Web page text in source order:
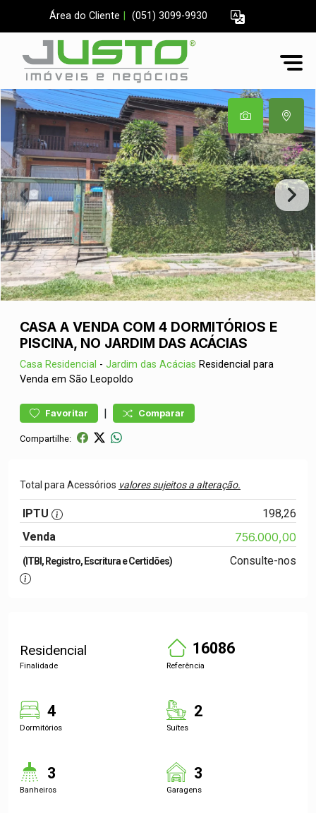
Área do Cliente (051) 3099-9930
CASA A VENDA COM 4 DORMITÓRIOS E
PISCINA, NO JARDIM DAS ACÁCIAS
Casa Residencial - Jardim das Acácias Residencial para
Venda em São Leopoldo
Favoritar | Comparar
Compartilhe:
Total para Acessórios valores sujeitos a alteração.
IPTU
198,26
Venda
756.000,00
(ITBI, Registro, Escritura e Certidões) Consulte-nos
Residencial
Finalidade
16086
Referência
4
Dormitórios
2
Suítes
3
Banheiros
3
Garagens